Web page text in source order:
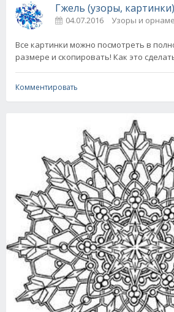
Гжель (узоры, картинки)
04.07.2016 Узоры и
Все картинки можно посмотреть в
Комментировать